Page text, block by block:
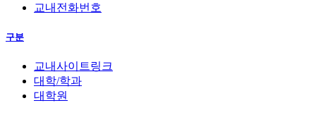
교내전화번호
구분
교내사이트링크
대학/학과
대학원